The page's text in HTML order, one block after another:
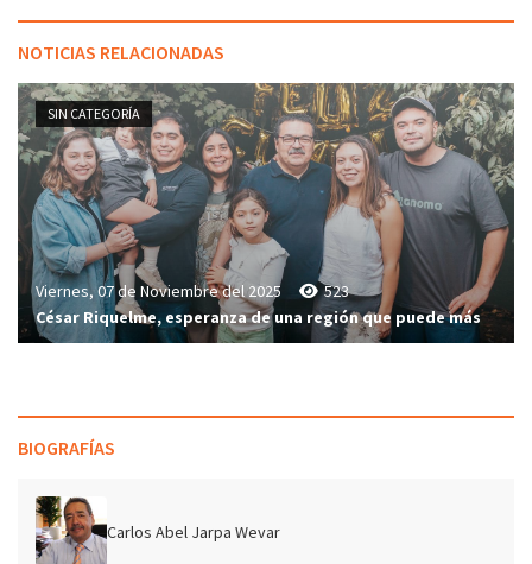
NOTICIAS RELACIONADAS
SIN CATEGORÍA
Viernes, 07 de Noviembre del 2025
523
César Riquelme, esperanza de una región que puede más
BIOGRAFÍAS
Carlos Abel Jarpa Wevar